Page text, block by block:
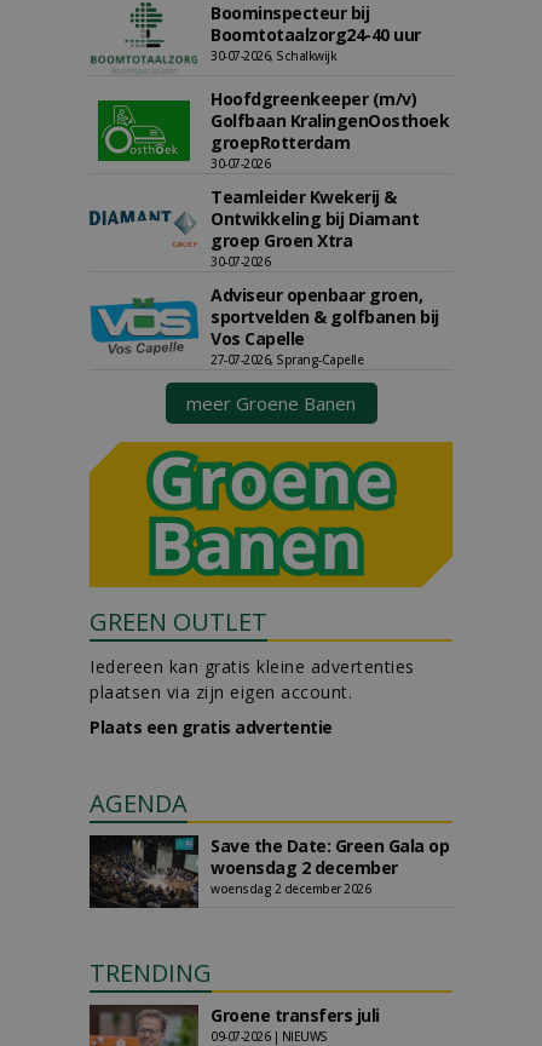
Boominspecteur bij
Boomtotaalzorg24-40 uur
30-07-2026, Schalkwijk
Hoofdgreenkeeper (m/v)
Golfbaan KralingenOosthoek
groepRotterdam
30-07-2026
Teamleider Kwekerij &
Ontwikkeling bij Diamant
groep Groen Xtra
30-07-2026
Adviseur openbaar groen,
sportvelden & golfbanen bij
Vos Capelle
27-07-2026, Sprang-Capelle
meer Groene Banen
GREEN OUTLET
Iedereen kan gratis kleine advertenties
plaatsen via zijn eigen account.
Plaats een gratis advertentie
AGENDA
Save the Date: Green Gala op
woensdag 2 december
woensdag 2 december 2026
TRENDING
Groene transfers juli
09-07-2026 | NIEUWS